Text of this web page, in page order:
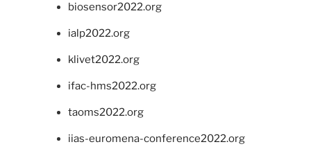
biosensor2022.org
ialp2022.org
klivet2022.org
ifac-hms2022.org
taoms2022.org
iias-euromena-conference2022.org